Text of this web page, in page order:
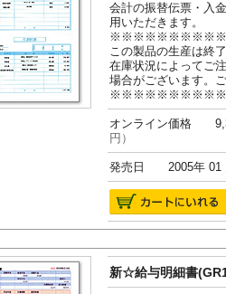
会計の振替伝票・入
用いただきます。
この製品の生産は終
在庫状況によってご
場合がございます。
オンライン価格
円）
発売日 2005年 01
新☆給与明細書